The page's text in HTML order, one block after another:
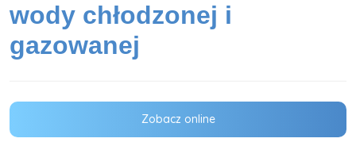
wody chłodzonej i
gazowanej
Zobacz online